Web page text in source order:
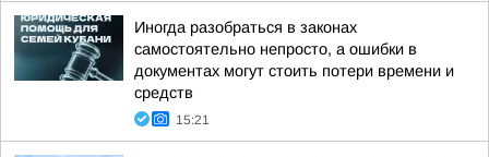
Иногда разобраться в законах
самостоятельно непросто, а ошибки в
документах могут стоить потери времени и
средств
15:21